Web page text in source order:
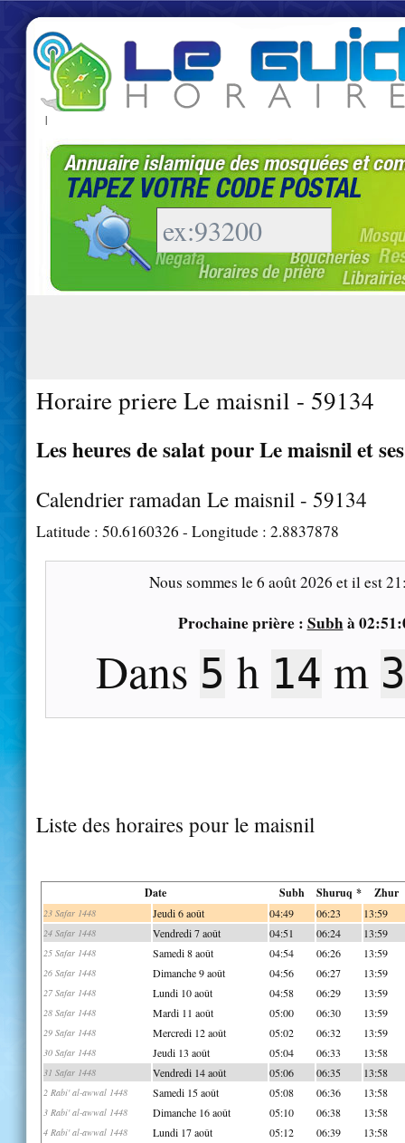
|
Horaire priere Le maisnil - 59134
Les heures de salat pour Le maisnil et
Calendrier ramadan Le maisnil - 59134
Latitude : 50.6160326 - Longitude : 2.8837878
Nous sommes le6 août 2026 et il est
Prochaine prière : Subhà
Dans 5 h 14 m
Liste des horaires pour le maisnil
Date Subh Shuruq * Zhur
23 Safar 1448 Jeudi 6 août 04:49 06:23 13:59
24 Safar 1448 Vendredi 7 août 04:51 06:24 13:59
25 Safar 1448 Samedi 8 août 04:54 06:26 13:59
26 Safar 1448 Dimanche 9 août 04:56 06:27 13:59
27 Safar 1448 Lundi 10 août 04:58 06:29 13:59
28 Safar 1448 Mardi 11 août 05:00 06:30 13:59
29 Safar 1448 Mercredi 12 août 05:02 06:32 13:59
30 Safar 1448 Jeudi 13 août 05:04 06:33 13:58
31 Safar 1448 Vendredi 14 août 05:06 06:35 13:58
2 Rabi' al-awwal 1448 Samedi 15 août 05:08 06:36 13:58
3 Rabi' al-awwal 1448 Dimanche 16 août 05:10 06:38 13:58
4 Rabi' al-awwal 1448 Lundi 17 août 05:12 06:39 13:58